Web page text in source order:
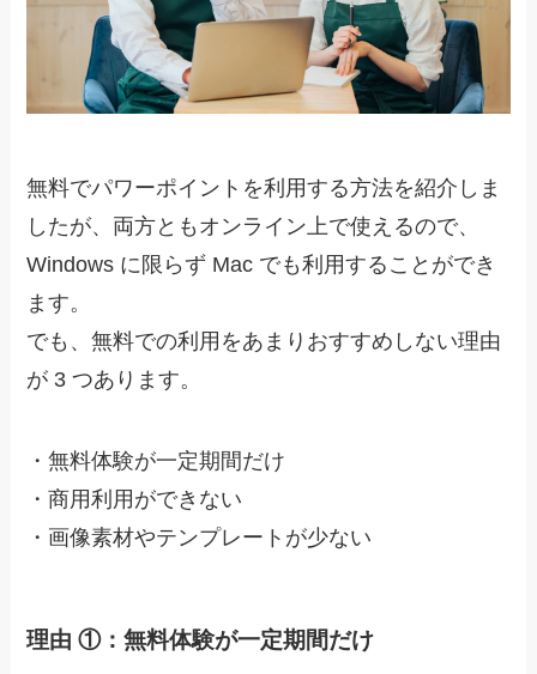
無料でパワーポイントを利用する方法を紹介しま
したが、両方ともオンライン上で使えるので、
Windows に限らず Mac でも利用することができ
ます。
でも、無料での利用をあまりおすすめしない理由
が 3 つあります。
・無料体験が一定期間だけ
・商用利用ができない
・ 画像素材やテンプレートが少ない
理由 ①：無料体験が一定期間だけ